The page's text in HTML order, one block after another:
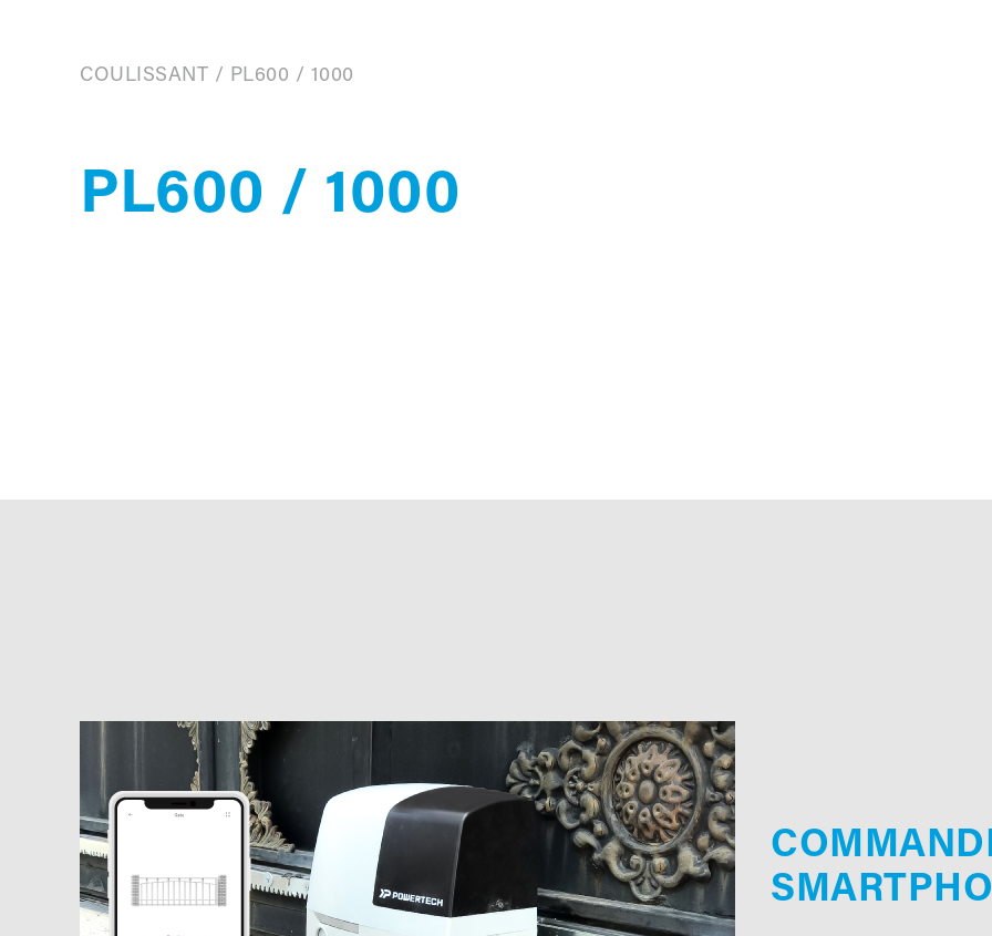
COULISSANT / PL600 / 1000
PL600 / 1000